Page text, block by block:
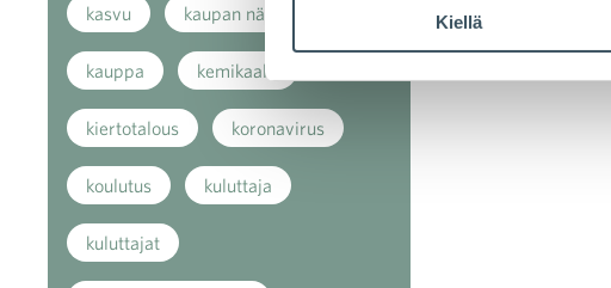
Kiellä
kasvu kaupan näkymät
kauppa kemikaalit
kiertotalous koronavirus
koulutus kuluttaja
kuluttajat